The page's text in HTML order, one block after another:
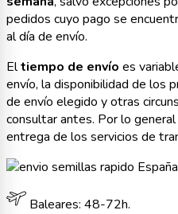
pedidos cuyo pago se
al día de envío.
Eltiempo de envío es
envío, la disponibilidad de los
de envío elegido y otras
consultar antes. Por lo
entrega de los servicios de
Baleares: 48-72h.